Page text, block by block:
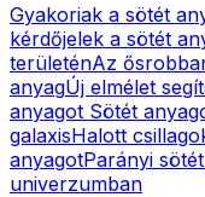
Gyakoriak a sötét
kérdőjelek a sötét
területénAz
anyagÚj elmélet
anyagot Sötét
galaxisHalott
anyagotParányi
univerzumban